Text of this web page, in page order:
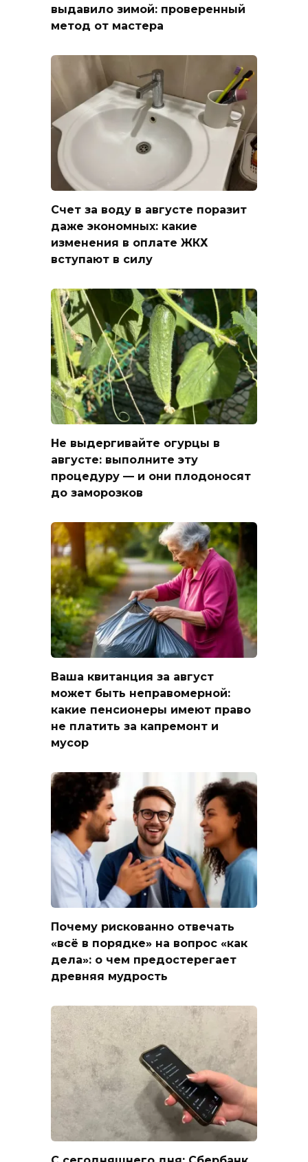
выдавило зимой: проверенный
метод от мастера
Счет за воду в августе поразит
даже экономных: какие
изменения в оплате ЖКХ
вступают в силу
Не выдергивайте огурцы в
августе: выполните эту
процедуру — и они плодоносят
до заморозков
Ваша квитанция за август
может быть неправомерной:
какие пенсионеры имеют право
не платить за капремонт и
мусор
Почему рискованно отвечать
«всё в порядке» на вопрос «как
дела»: о чем предостерегает
древняя мудрость